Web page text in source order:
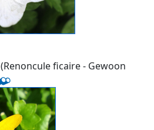
(Renoncule ficaire - Gewoon